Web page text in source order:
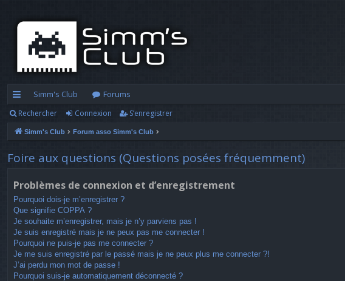
cc
ès
ra
d
e
Simm's Club
Forums
Rechercher Connexion S’enregistrer
Simm's Club Forum asso Simm's Club
Foire aux questions (Questions posées fréquemment)
Problèmes de connexion et d’enregistrement
Pourquoi dois-je m’enregistrer ?
Que signifie COPPA ?
Je souhaite m’enregistrer, mais je n’y parviens pas !
Je suis enregistré mais je ne peux pas me connecter !
Pourquoi ne puis-je pas me connecter ?
Je me suis enregistré par le passé mais je ne peux plus me connecter ?!
J’ai perdu mon mot de passe !
Pourquoi suis-je automatiquement déconnecté ?